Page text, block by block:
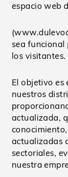
espacio web
(
sea funcional
los visitantes.
El objetivo es
nuestros
actualizada,
actualizadas
sectoriales,
nuestra